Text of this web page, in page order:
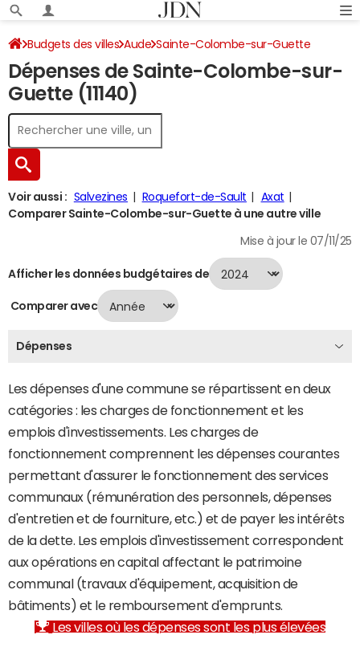
Budgets des villes Aude Sainte-Colombe-sur-Guette
Dépenses 2024
Dépenses de Sainte-Colombe-sur-
Guette (11140)
Voir aussi : Salvezines Roquefort-de-Sault
Axat
Comparer Sainte-Colombe-sur-Guette à une autre ville
Mise à jour le 07/11/25
Afficher les données budgétaires de
Comparer avec
Dépenses
Les dépenses d'une commune se répartissent en deux
catégories : les charges de fonctionnement et les
emplois d'investissements. Les charges de
fonctionnement comprennent les dépenses courantes
permettant d'assurer le fonctionnement des services
communaux (rémunération des personnels, dépenses
d'entretien et de fourniture, etc.) et de payer les intérêts
de la dette. Les emplois d'investissement correspondent
aux opérations en capital affectant le patrimoine
communal (travaux d'équipement, acquisition de
bâtiments) et le remboursement d'emprunts.
Les villes où les dépenses sont les plus élevées